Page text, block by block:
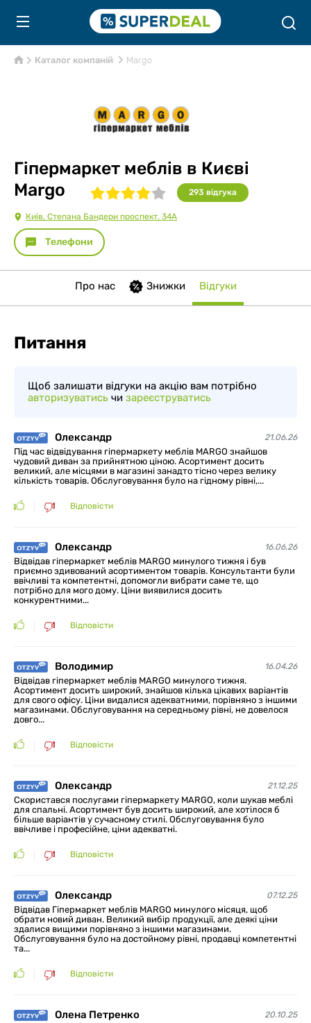
Каталог компаній Margo
Гіпермаркет меблів в Києві
Margo
293 відгукa
Київ, Степана Бандери проспект, 34А
Телефони
Про нас Знижки Відгуки
Питання
Щоб залишати відгуки на акцію вам потрібно
авторизуватись чи зареєструватись
Олександр 21.06.26
Під час відвідування гіпермаркету меблів MARGO знайшов
чудовий диван за прийнятною ціною. Асортимент досить
великий, але місцями в магазині занадто тісно через велику
кількість товарів. Обслуговування було на гідному рівні,...
Відповісти
Олександр 16.06.26
Відвідав гіпермаркет меблів MARGO минулого тижня і був
приємно здивований асортиментом товарів. Консультанти були
ввічливі та компетентні, допомогли вибрати саме те, що
потрібно для мого дому. Ціни виявилися досить
конкурентними...
Відповісти
Володимир 16.04.26
Відвідав гіпермаркет меблів MARGO минулого тижня.
Асортимент досить широкий, знайшов кілька цікавих варіантів
для свого офісу. Ціни видалися адекватними, порівняно з іншими
магазинами. Обслуговування на середньому рівні, не довелося
довго...
Відповісти
Олександр 21.12.25
Скористався послугами гіпермаркету MARGO, коли шукав меблі
для спальні. Асортимент був досить широкий, але хотілося б
більше варіантів у сучасному стилі. Обслуговування було
ввічливе і професійне, ціни адекватні.
Відповісти
Олександр 07.12.25
Відвідав Гіпермаркет меблів MARGO минулого місяця, щоб
обрати новий диван. Великий вибір продукції, але деякі ціни
здалися вищими порівняно з іншими магазинами.
Обслуговування було на достойному рівні, продавці компетентні
та...
Відповісти
Олена Петренко 20.10.25